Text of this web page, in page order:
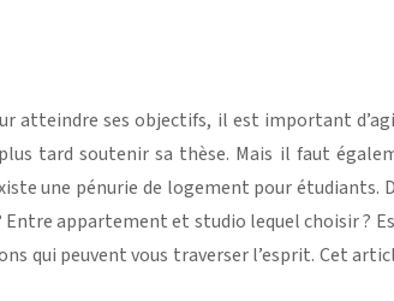
atteindre ses objectifs, il est important
tard soutenir sa thèse. Mais il faut
une pénurie de logement pour
appartement et studio lequel choisir ?
qui peuvent vous traverser l’esprit. Cet